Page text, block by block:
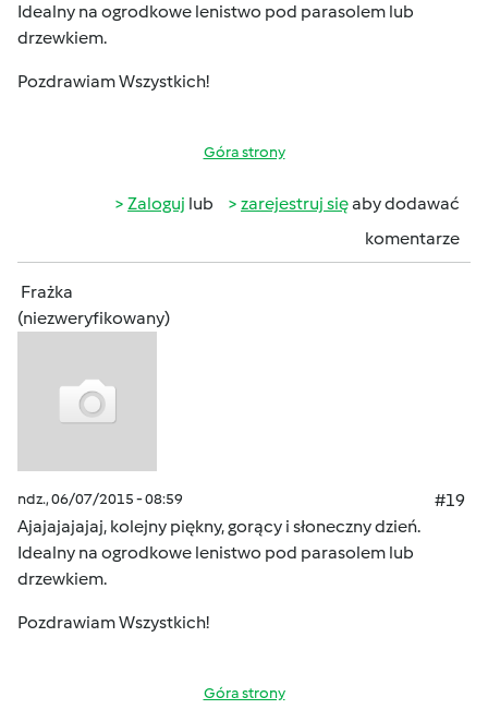
Idealny na ogrodkowe lenistwo pod parasolem lub
drzewkiem.
Pozdrawiam Wszystkich!
Góra strony
Zaloguj lub zarejestruj sięaby dodawać
komentarze
Frażka
(niezweryfikowany)
ndz., 06/07/2015 - 08:59
#19
Ajajajajajaj, kolejny piękny, gorący i słoneczny dzień.
Idealny na ogrodkowe lenistwo pod parasolem lub
drzewkiem.
Pozdrawiam Wszystkich!
Góra strony